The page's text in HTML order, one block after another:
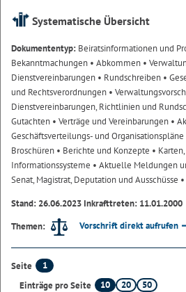
Systematische Übersicht
Dokumententyp: Beiratsinformationen und
Bekanntmachungen • Abkommen •
Dienstvereinbarungen • Rundschreiben •
und Rechtsverordnungen •
Dienstvereinbarungen, Richtlinien und
Gutachten • Verträge und Vereinbarungen •
Geschäftsverteilungs- und Organisationspläne
Broschüren • Berichte und Konzepte •
Informationssysteme • Aktuelle Meldungen
Senat, Magistrat, Deputation und Ausschüsse
Stand: 26.06.2023 Inkrafttreten: 11.01.2000
Themen:
Vorschrift direkt aufrufen
Seite
1
Einträge pro Seite
10 20 50